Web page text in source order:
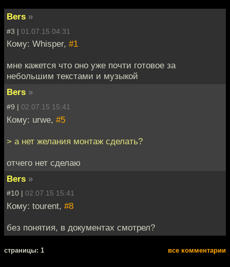
Bers »
#3 | 01.07.15 04:31
Кому: Whisper, #1
мне кажется что оно уже почти готовое за
небольшим текстами и музыкой
Bers »
#9 | 02.07.15 15:41
Кому: urwe, #5
> а нет желания монтаж сделать?
отчего нет сделаю
Bers »
#10 | 02.07.15 15:41
Кому: tourent, #8
без понятия, в документах смотрел?
cтраницы: 1 все комментарии